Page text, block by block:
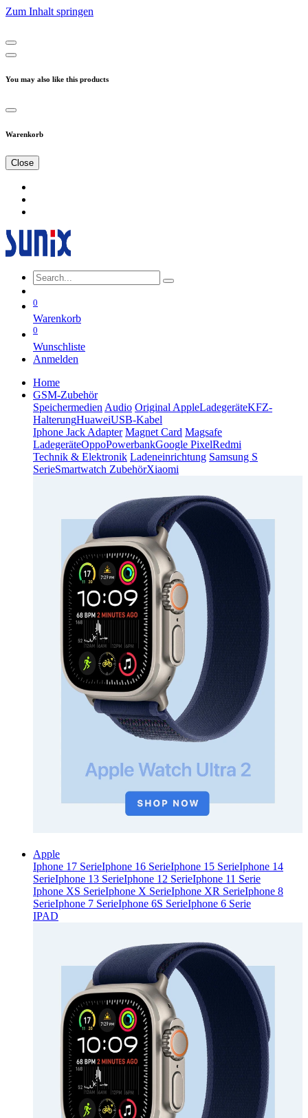
Zum Inhalt springen
You may also like this products
Warenkorb
Close
0
Warenkorb
0
Wunschliste
Anmelden
Home
GSM-Zubehör
Speichermedien Audio Original AppleLadegeräteKFZ-
HalterungHuaweiUSB-Kabel
Iphone Jack Adapter Magnet Card Magsafe
LadegeräteOppoPowerbankGoogle PixelRedmi
Technik & Elektronik Ladeneinrichtung Samsung S
SerieSmartwatch ZubehörXiaomi
Apple
Iphone 17 SerieIphone 16 SerieIphone 15 SerieIphone 14
SerieIphone 13 SerieIphone 12 SerieIphone 11 Serie
Iphone XS SerieIphone X SerieIphone XR SerieIphone 8
SerieIphone 7 SerieIphone 6S SerieIphone 6 Serie
IPAD